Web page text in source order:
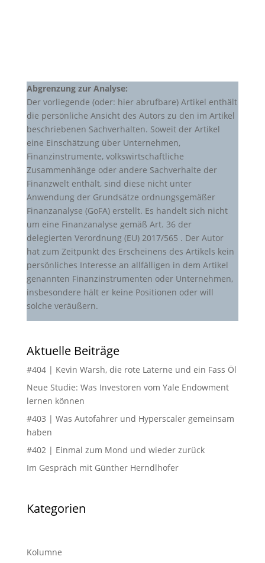
Abgrenzung zur Analyse:
Der vorliegende (oder: hier abrufbare) Artikel enthält
die persönliche Ansicht des Autors zu den im Artikel
beschriebenen Sachverhalten. Soweit der Artikel
eine Einschätzung über Unternehmen,
Finanzinstrumente, volkswirtschaftliche
Zusammenhänge oder andere Sachverhalte der
Finanzwelt enthält, sind diese nicht unter
Anwendung der Grundsätze ordnungsgemäßer
Finanzanalyse (GoFA) erstellt. Es handelt sich nicht
um eine Finanzanalyse gemäß Art. 36 der
delegierten Verordnung (EU) 2017/565 . Der Autor
hat zum Zeitpunkt des Erscheinens des Artikels kein
persönliches Interesse an allfälligen in dem Artikel
genannten Finanzinstrumenten oder Unternehmen,
insbesondere hält er keine Positionen oder will
solche veräußern.
Aktuelle Beiträge
#404 | Kevin Warsh, die rote Laterne und ein Fass Öl
Neue Studie: Was Investoren vom Yale Endowment
lernen können
#403 | Was Autofahrer und Hyperscaler gemeinsam
haben
#402 | Einmal zum Mond und wieder zurück
Im Gespräch mit Günther Herndlhofer
Kategorien
Kolumne